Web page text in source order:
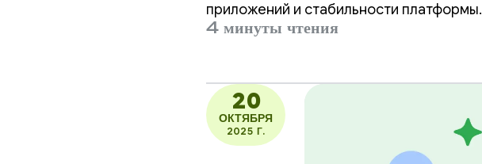
приложений и стабильности платформы.
4 минуты чтения
20
ОКТЯБРЯ
2025 Г.